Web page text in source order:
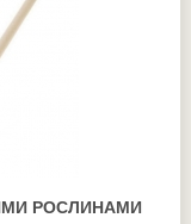
РОСЛИНАМИ